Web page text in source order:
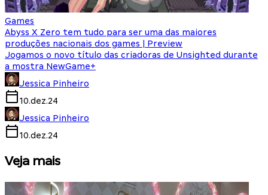
Games
Abyss X Zero tem tudo para ser uma das maiores
produções nacionais dos games | Preview
Jogamos o novo título das criadoras de Unsighted durante
a mostra NewGame+
Jessica Pinheiro
10.dez.24
Jessica Pinheiro
10.dez.24
Veja mais